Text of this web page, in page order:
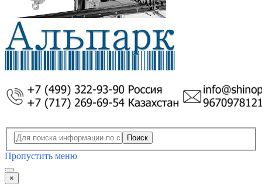
Поиск
Пропустить меню
×